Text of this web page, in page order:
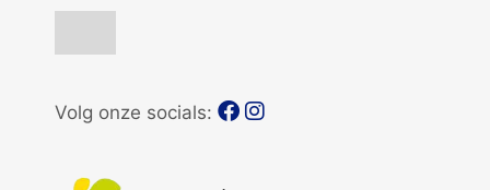
Volg onze socials: